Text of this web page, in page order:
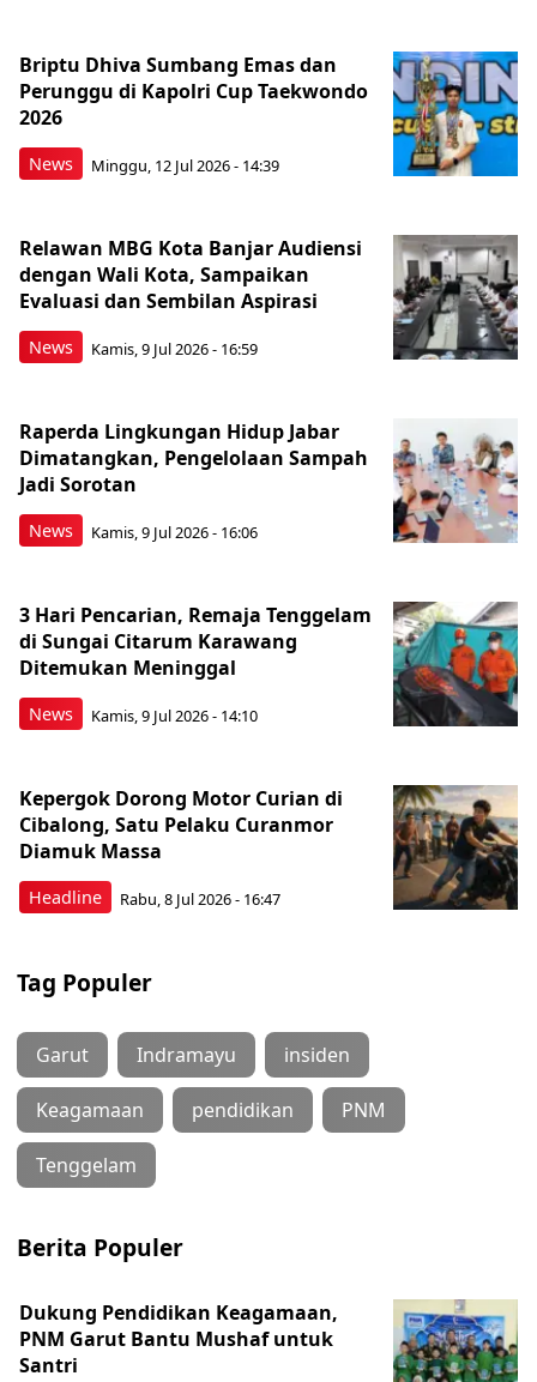
News
Briptu Dhiva Sumbang Emas dan
Perunggu di Kapolri Cup Taekwondo
2026
Minggu, 12 Jul 2026 - 14:39
News
Relawan MBG Kota Banjar Audiensi
dengan Wali Kota, Sampaikan
Evaluasi dan Sembilan Aspirasi
Kamis, 9 Jul 2026 - 16:59
News
Raperda Lingkungan Hidup Jabar
Dimatangkan, Pengelolaan Sampah
Jadi Sorotan
Kamis, 9 Jul 2026 - 16:06
News
3 Hari Pencarian, Remaja Tenggelam
di Sungai Citarum Karawang
Ditemukan Meninggal
Kamis, 9 Jul 2026 - 14:10
Headline
Kepergok Dorong Motor Curian di
Cibalong, Satu Pelaku Curanmor
Diamuk Massa
Rabu, 8 Jul 2026 - 16:47
Tag Populer
Garut Indramayu insiden
Keagamaan pendidikan PNM
Tenggelam
Berita Populer
Dukung Pendidikan Keagamaan,
PNM Garut Bantu Mushaf untuk
Santri